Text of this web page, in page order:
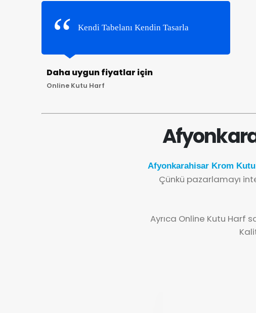
Kendi Tabelanı Kendin Tasarla
Daha uygun fiyatlar için
Online Kutu Harf
Afyonkarahisar Krom
Çünkü pazarlamayı
Ayrıca Online Kutu Harf